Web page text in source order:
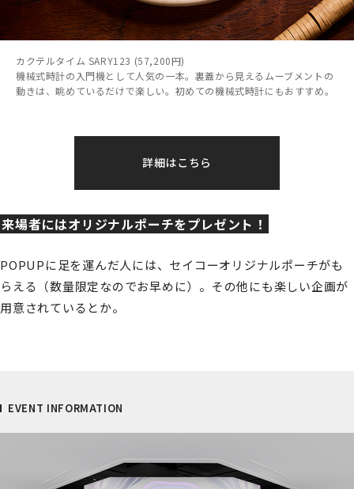
カクテルタイム SARY123 (57,200円)
機械式時計の入門機として人気の一本。裏蓋から見えるムーブメントの
動きは、眺めているだけで楽しい。初めての機械式時計にもおすすめ。
詳細はこちら
来場者にはオリジナルポーチをプレゼント！
POPUPに足を運んだ人には、セイコーオリジナルポーチがも
らえる（数量限定なのでお早めに）。その他にも楽しい企画が
用意されているとか。
EVENT INFORMATION